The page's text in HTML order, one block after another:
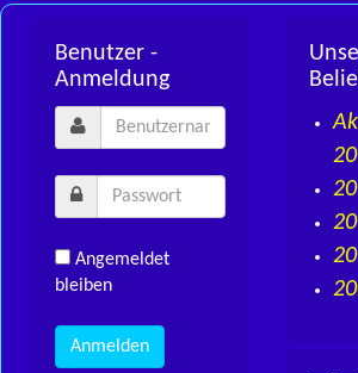
Benutzer -
Anmeldung
Angemeldet
bleiben